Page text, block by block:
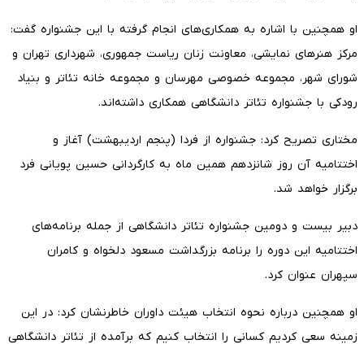
او همچنین با اشاره به همکاری‌های انجام گرفته با این جشنواره گفت:
مرکز هنرهای نمایشی،‌ معاونت زنان ریاست جمهوری، شهرداری تهران و
شورای شهر،‌ مجموعه خصوصی مهرسان و مجموعه خانه تئاتر و بنیاد
رودکی با جشنواره تئاتر دانشگاهی همکاری داشته‌اند.
مختاری تصریح کرد: جشنواره از فردا (پنجم اردیبهشت) آغاز و
اختتامیه آن روز شانزدهم همین ماه به کارگردانی حسین پویانی فرد
برگزار خواهد شد.
دبیر بیست و دومین جشنواره تئاتر دانشگاهی از جمله برنامه‌های
اختتامیه این دوره را برنامه بزرگداشت مسعود دلخواه و کامران
سپهران عنوان کرد.
او همچنین درباره نحوه انتخاب هیئت داوران خاطرنشان کرد: در این
زمینه سعی کردیم کسانی را انتخاب کنیم که برآمده از تئاتر دانشگاهی